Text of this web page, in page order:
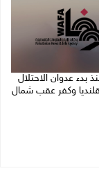
بدء عدوان الاحتلال
وكفر عقب شمال